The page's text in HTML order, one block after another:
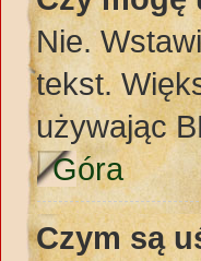
Nie.
tekst.
używając
Góra
Czym są